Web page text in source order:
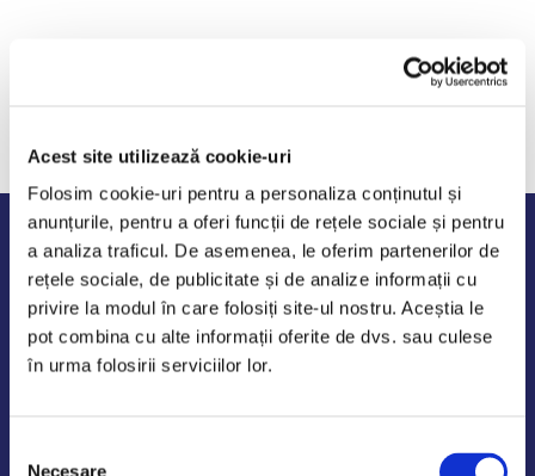
Acest site utilizează cookie-uri
Folosim cookie-uri pentru a personaliza conținutul și
anunțurile, pentru a oferi funcții de rețele sociale și pentru
a analiza traficul. De asemenea, le oferim partenerilor de
rețele sociale, de publicitate și de analize informații cu
privire la modul în care folosiți site-ul nostru. Aceștia le
pot combina cu alte informații oferite de dvs. sau culese
în urma folosirii serviciilor lor.
Necesare
Program de lucru
Luni - Vineri: 09:00-18:00
Sambata - Duminica: 10:00-14:00